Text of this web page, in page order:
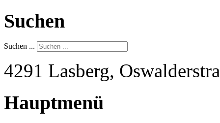
Suchen
Suchen ...
4291 Lasberg,
Hauptmenü